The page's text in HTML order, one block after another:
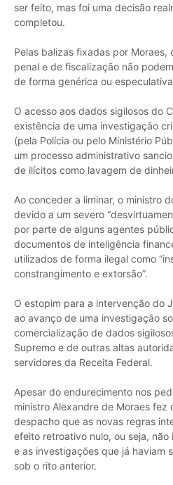
ser feito, mas foi uma decisão
completou.
Pelas balizas fixadas por Moraes,
penal e de fiscalização não
de forma genérica ou
O acesso aos dados sigilosos do
existência de uma investigação
(pela Polícia ou pelo Ministério
um processo administrativo
de ilícitos como lavagem de
Ao conceder a liminar, o ministro
devido a um severo
por parte de alguns agentes
documentos de inteligência
utilizados de forma ilegal como
constrangimento e extorsão”.
O estopim para a intervenção do
ao avanço de uma investigação
comercialização de dados
Supremo e de outras altas
servidores da Receita Federal.
Apesar do endurecimento nos
ministro Alexandre de Moraes fez
despacho que as novas regras
efeito retroativo nulo, ou seja,
e as investigações que já haviam
sob o rito anterior.